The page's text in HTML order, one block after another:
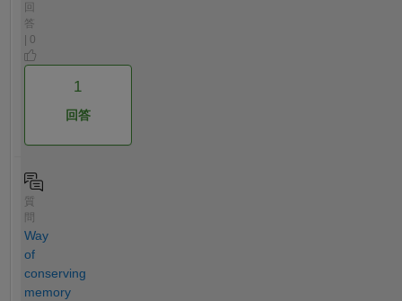
回
答
| 0
1
回答
質
Way
of
conserving
memory